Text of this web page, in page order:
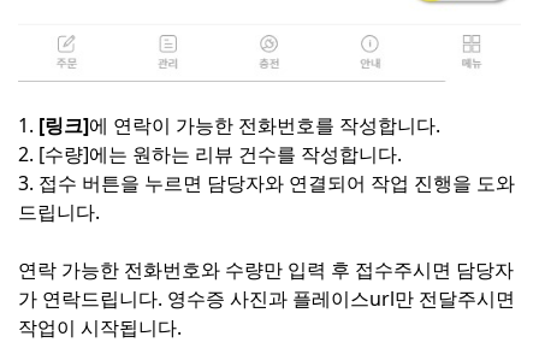
1. [링크]에 연락이 가능한 전화번호를 작성합니다.
2. [수량]에는 원하는 리뷰 건수를 작성합니다.
3. 접수 버튼을 누르면 담당자와 연결되어 작업 진행을 도와
드립니다.
연락 가능한 전화번호와 수량만 입력 후 접수주시면 담당자
가 연락드립니다. 영수증 사진과 플레이스url만 전달주시면
작업이 시작됩니다.